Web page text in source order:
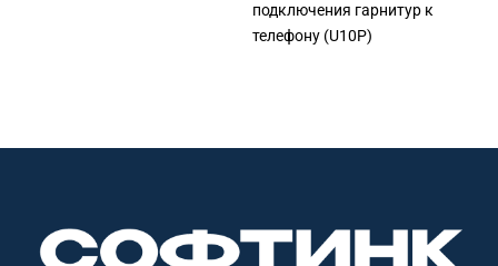
подключения гарнитур к
телефону (U10P)